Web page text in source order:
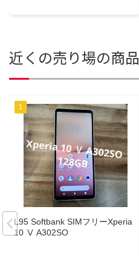
近くの売り場の商品
L95 Softbank SIMフリーXperia
10 Ⅴ A302SO